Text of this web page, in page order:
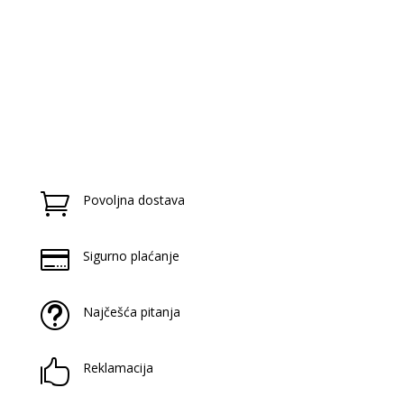
 Povoljna dostava
 Sigurno plaćanje
t Najčešća pitanja
 Reklamacija